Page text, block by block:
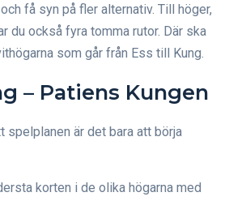
få syn på fler alternativ. Till höger,
du också fyra tomma rutor. Där ska
som går från Ess till Kung.
– Patiens Kungen
spelplanen är det bara att börja
korten i de olika högarna med